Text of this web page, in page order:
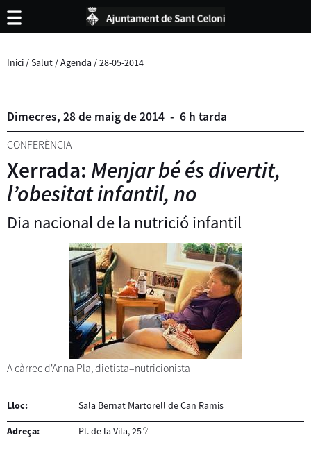
Inici /Salut /Agenda /28-05-2014
Dimecres, 28de maigde2014 - 6 h tarda
CONFERÈNCIA
Xerrada: Menjar bé és divertit,
l’obesitat infantil, no
Dia nacional de la nutrició infantil
A càrrec d'Anna Pla, dietista–nutricionista
Lloc: Sala Bernat Martorell de Can Ramis
Adreça: Pl. de la Vila, 25